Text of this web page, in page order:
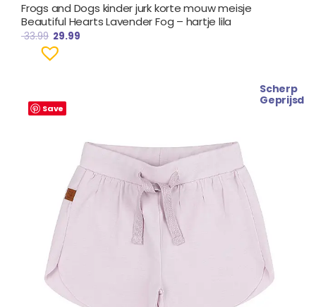
Frogs and Dogs kinder jurk korte mouw meisje
Beautiful Hearts Lavender Fog – hartje lila
33.99 29.99
Save
Scherp
Geprijsd
prijs